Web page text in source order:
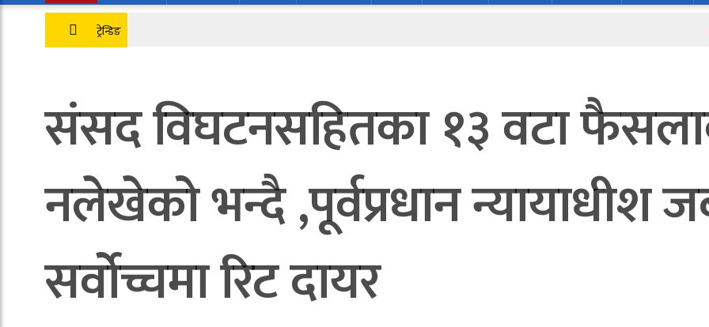
ट्रेन्डिङ
संसद विघटनसहितका १३ वटा
नलेखेको भन्दै ,पूर्वप्रधान न्यायाधीश
सर्वोच्चमा रिट दायर